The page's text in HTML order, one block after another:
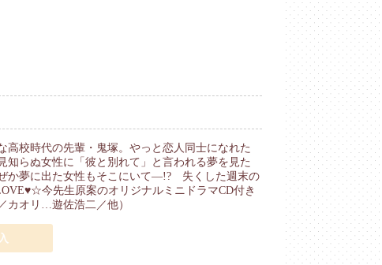
校時代の先輩・鬼塚。やっと恋人同士になれた
知らぬ女性に「彼と別れて」と言われる夢を見た
か夢に出た女性もそこにいて—!? 失くした週末の
今先生原案のオリジナルミニドラマCD付き
カオリ…遊佐浩二／他）